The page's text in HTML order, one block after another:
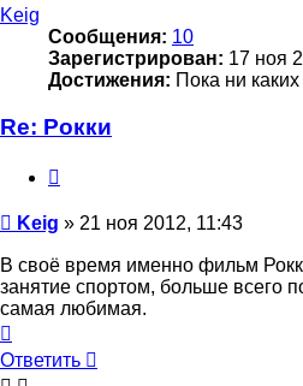
началу
Keig
Сообщения: 10
Зарегистрирован: 17 ноя
Достижения: Пока ни каких
Re: Рокки
Сообщение
Keig » 21 ноя 2012, 11:43
В своё время именно фильм
занятие спортом, больше всего
самая любимая.
к
началу
Ответить